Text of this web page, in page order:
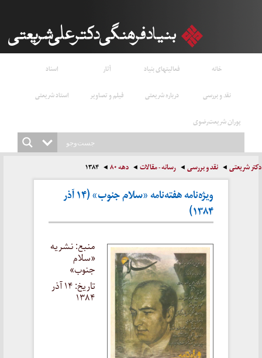
خانه فعالیتهای بنیاد آثار
اسناد
نقد و بررسی
درباره شریعتی فیلم و تصاویر
استاد شریعتی
پوران شریعت‌رضوی
دکتر شریعتی نقد و بررسی رسانه - مقالات دهه ۸۰ ۱۳۸۴
ویژه‌نامه هفته‌نامه «سلام جنوب» (۱۴ آذر
۱۳۸۴)
منبع: نشریه
«سلام
جنوب»
تاریخ: ۱۴ آذر
۱۳۸۴